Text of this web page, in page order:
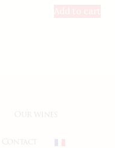
Our wines
Contact